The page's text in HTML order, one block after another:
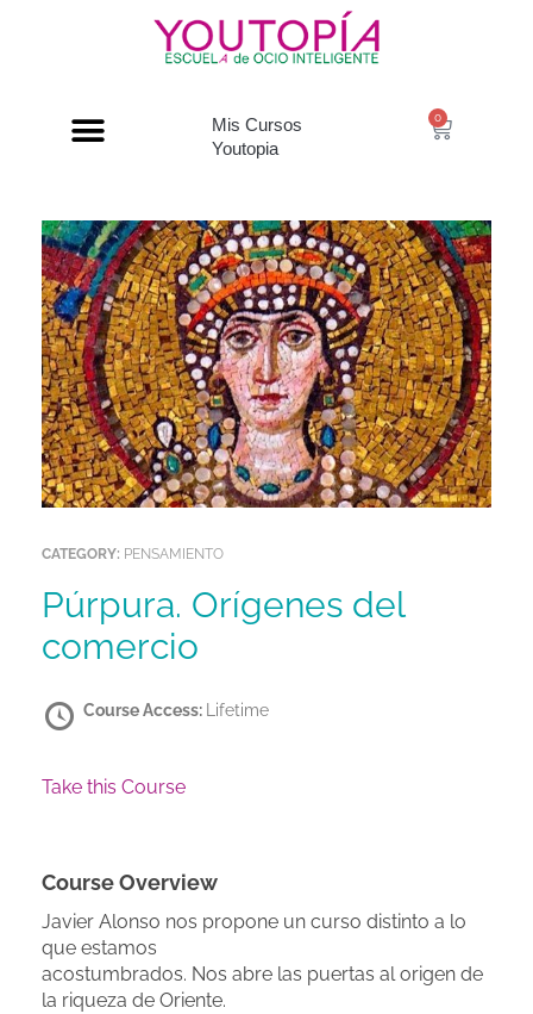
Mis Cursos
Youtopia
0
CATEGORY: PENSAMIENTO
Púrpura. Orígenes del
comercio
Course Access: Lifetime
Take this Course
Course Overview
Javier Alonso nos propone un curso distinto a lo
que estamos
acostumbrados. Nos abre las puertas al origen de
la riqueza de Oriente.